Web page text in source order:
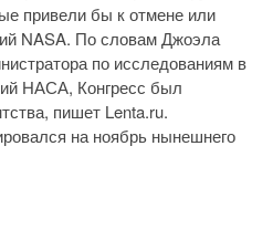
привели бы к отмене или
NASA. По словам Джоэла
по исследованиям в
НАСА, Конгресс был
пишет Lenta.ru.
на ноябрь нынешнего